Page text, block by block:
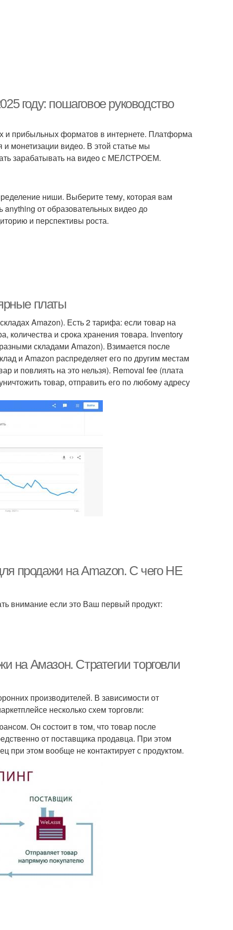
году: пошаговое руководство
и прибыльных форматов в интернете. Платформа
монетизации видео. В этой статье мы
зарабатывать на видео с МЕЛСТРОЕМ.
ниши. Выберите тему, которая вам
anything от образовательных видео до
и перспективы роста.
платы
Amazon). Есть 2 тарифа: если товар на
количества и срока хранения товара. Inventory
складами Amazon). Взимается после
и Amazon распределяет его по другим местам
и повлиять на это нельзя). Removal fee (плата
товар, отправить его по любому адресу
продажи на Amazon. С чего НЕ
внимание если это Ваш первый продукт:
на Амазон. Стратегии торговли
производителей. В зависимости от
несколько схем торговли:
Он состоит в том, что товар после
от поставщика продавца. При этом
при этом вообще не контактирует с продуктом.